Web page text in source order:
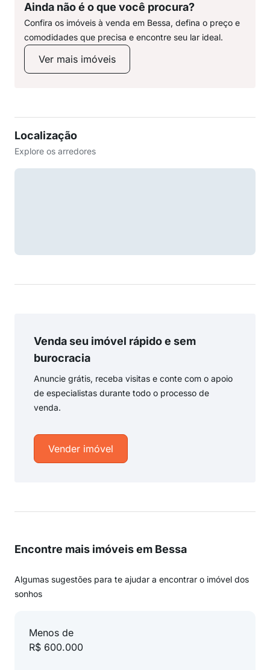
Ainda não é o que você procura?
Confira os imóveis à venda em Bessa, defina o preço e
comodidades que precisa e encontre seu lar ideal.
Ver mais imóveis
Localização
Explore os arredores
Venda seu imóvel rápido e sem
burocracia
Anuncie grátis, receba visitas e conte com o apoio
de especialistas durante todo o processo de
venda.
Vender imóvel
Encontre mais imóveis em Bessa
Algumas sugestões para te ajudar a encontrar o imóvel dos
sonhos
Menos de
R$ 600.000